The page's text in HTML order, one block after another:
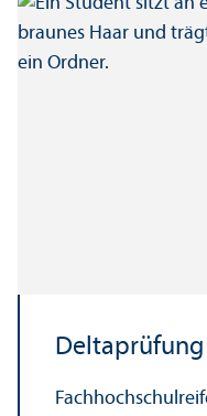
Delta­prüfung